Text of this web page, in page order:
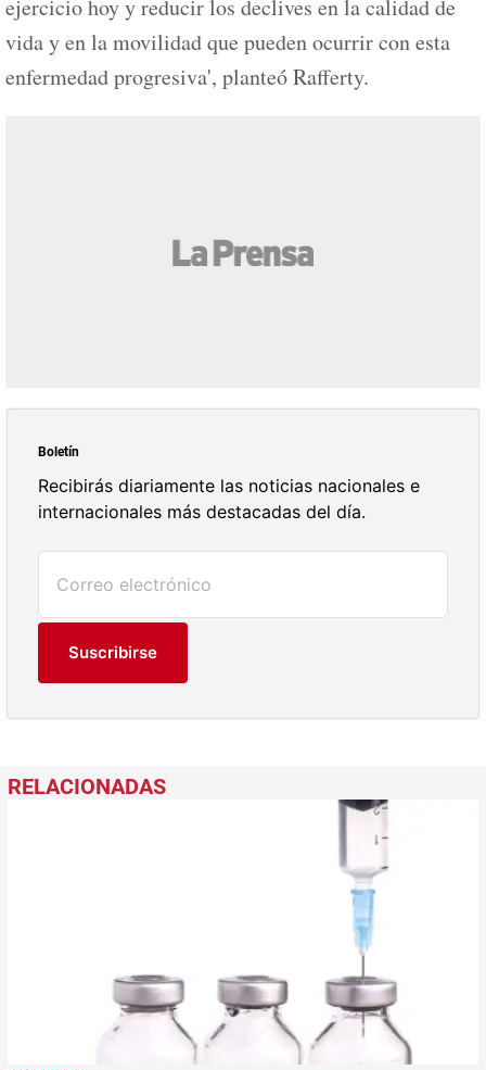
ejercicio hoy y reducir los declives en la calidad de
vida y en la movilidad que pueden ocurrir con esta
enfermedad progresiva', planteó Rafferty.
Boletín
Recibirás diariamente las noticias nacionales e
internacionales más destacadas del día.
Suscribirse